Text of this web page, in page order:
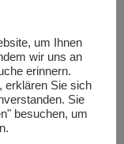
um Ihnen
wir uns an
erinnern.
erklären Sie sich
Sie
besuchen, um